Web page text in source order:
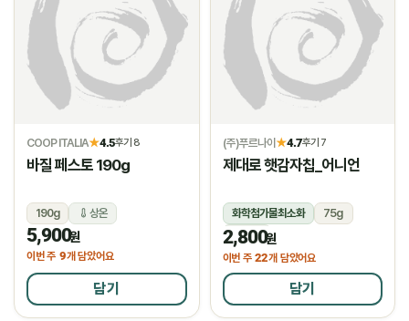
COOP ITALIA★4.5후기 8
바질 페스토 190g
190g 상온
5,900원
이번 주 9개 담았어요
담기
(주)푸르나이★4.7후기 7
제대로 햇감자칩_어니언
화학첨가물최소화
75g
상온
2,800원
이번 주 22개 담았어요
담기